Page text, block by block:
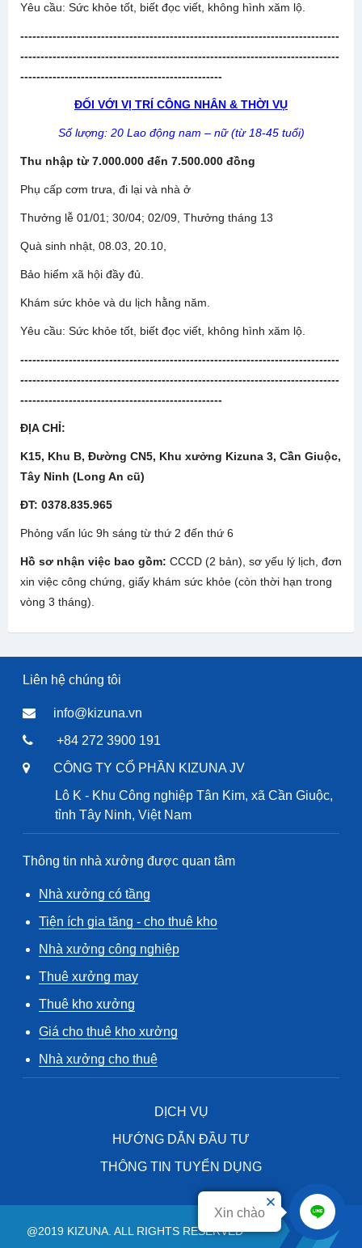
Xin chào
Yêu cầu: Sức khỏe tốt, biết đọc viết, không hình xăm lộ.
-------------------------------------------------------------------------------
-------------------------------------------------------------------------------
--------------------------------------------------
ĐỐI VỚI VỊ TRÍ CÔNG NHÂN & THỜI VỤ
Số lượng: 20 Lao động nam – nữ (từ 18-45 tuổi)
Thu nhập từ 7.000.000 đến 7.500.000 đồng
Phụ cấp cơm trưa, đi lại và nhà ở
Thưởng lễ 01/01; 30/04; 02/09, Thưởng tháng 13
Quà sinh nhật, 08.03, 20.10,
Bảo hiểm xã hội đầy đủ.
Khám sức khỏe và du lịch hằng năm.
Yêu cầu: Sức khỏe tốt, biết đọc viết, không hình xăm lộ.
-------------------------------------------------------------------------------
-------------------------------------------------------------------------------
--------------------------------------------------
ĐỊA CHỈ:
K15, Khu B, Đường CN5, Khu xưởng Kizuna 3, Cần Giuộc,
Tây Ninh (Long An cũ)
ĐT: 0378.835.965
Phỏng vấn lúc 9h sáng từ thứ 2 đến thứ 6
Hồ sơ nhận việc bao gồm: CCCD (2 bản), sơ yếu lý lịch, đơn
xin việc công chứng, giấy khám sức khỏe (còn thời hạn trong
vòng 3 tháng).
Liên hệ chúng tôi
info@kizuna.vn
+84 272 3900 191
CÔNG TY CỔ PHẦN KIZUNA JV
Lô K - Khu Công nghiệp Tân Kim, xã Cần Giuộc,
tỉnh Tây Ninh, Việt Nam
Thông tin nhà xưởng được quan tâm
Nhà xưởng có tầng
Tiện ích gia tăng - cho thuê kho
Nhà xưởng công nghiệp
Thuê xưởng may
Thuê kho xưởng
Giá cho thuê kho xưởng
Nhà xưởng cho thuê
DỊCH VỤ
HƯỚNG DẪN ĐẦU TƯ
THÔNG TIN TUYỂN DỤNG
@2019 KIZUNA. ALL RIGHTS RESERVED